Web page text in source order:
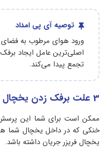
توصیه آی پی امداد
ورود هوای مرطوب به فضای
اصلی‌ترین عامل ایجاد
تجمع پیدا می‌کند.
3 علت برفک زدن یخچال قدیمی + راه‌حل
ممکن است برای شما این
خنکی که در داخل یخچال شما
یخچال فریزر جریان داشته باشد.